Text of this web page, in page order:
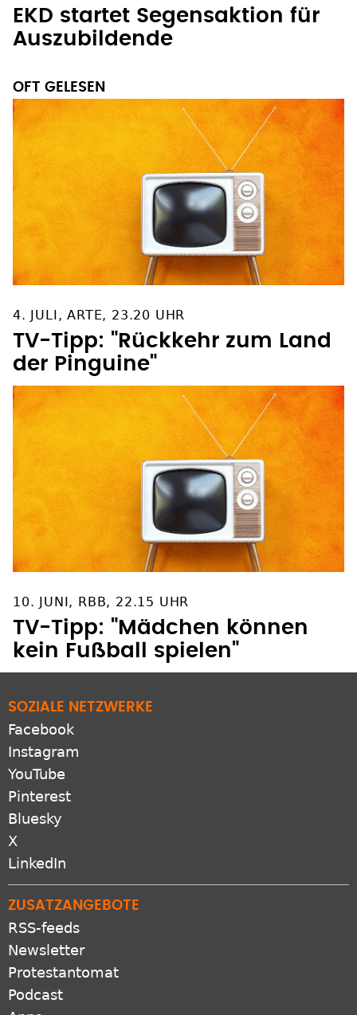
EKD startet Segensaktion für
Auszubildende
OFT GELESEN
4. JULI, ARTE, 23.20 UHR
TV-Tipp: "Rückkehr zum Land
der Pinguine"
10. JUNI, RBB, 22.15 UHR
TV-Tipp: "Mädchen können
kein Fußball spielen"
SOZIALE NETZWERKE
Facebook
Instagram
YouTube
Pinterest
Bluesky
X
LinkedIn
ZUSATZANGEBOTE
RSS-feeds
Newsletter
Protestantomat
Podcast